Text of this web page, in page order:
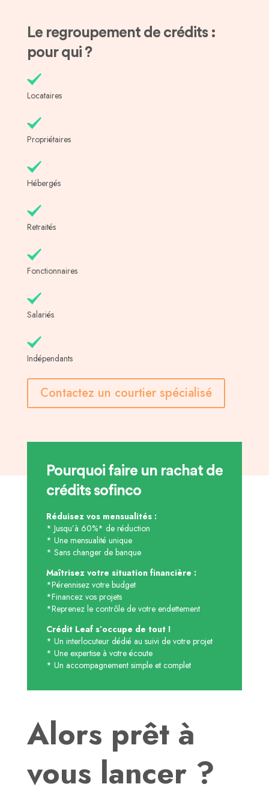
Le regroupement de crédits :
pour qui ?
Locataires
Propriétaires
Hébergés
Retraités
Fonctionnaires
Salariés
Indépendants
Contactez un courtier spécialisé
Pourquoi faire un rachat de
crédits sofinco
Réduisez vos mensualités :
* Jusqu’à 60%* de réduction
* Une mensualité unique
* Sans changer de banque
Maîtrisez votre situation financière :
*Pérennisez votre budget
*Financez vos projets
*Reprenez le contrôle de votre endettement
Crédit Leaf s’occupe de tout !
* Un interlocuteur dédié au suivi de votre projet
* Une expertise à votre écoute
* Un accompagnement simple et complet
Alors prêt à
vous lancer ?